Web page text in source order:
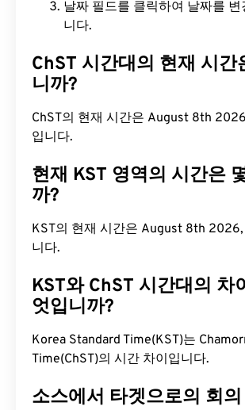
날짜 필드를 클릭하여 날짜를
니다.
ChST 시간대의 현재 시간
니까?
ChST의 현재 시간은 August 8th
입니다.
현재 KST 영역의 시간은
까?
KST의 현재 시간은 August 8th
입니다.
KST와 ChST 시간대의 차
엇입니까?
Korea Standard Time(KST)는
Time(ChST)의 시간 차이입니다.
소스에서 타겟으로의 회의